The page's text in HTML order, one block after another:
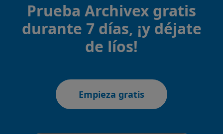
Prueba Archivex gratis
durante 7 días, ¡y déjate
de líos!
Empieza gratis